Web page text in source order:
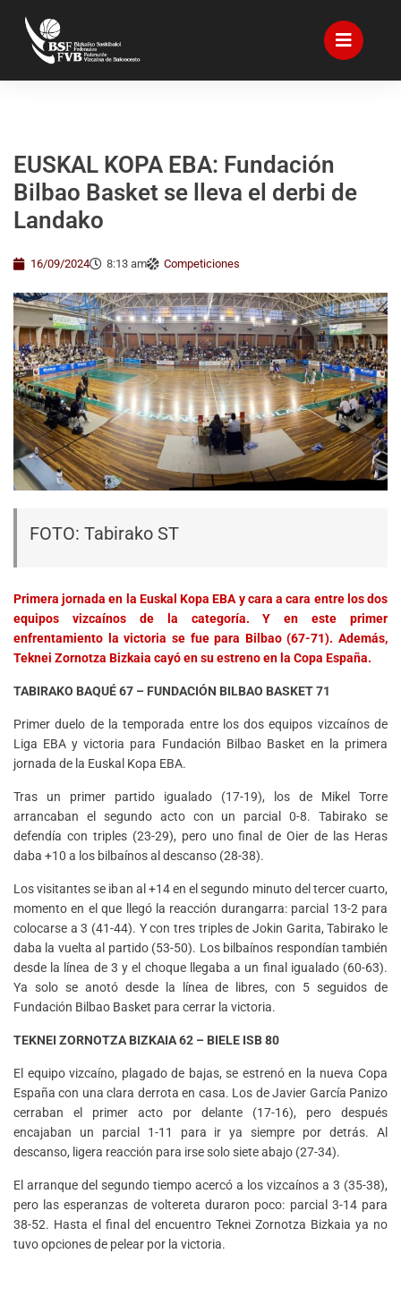
EUSKAL KOPA EBA: Fundación
Bilbao Basket se lleva el derbi de
Landako
16/09/2024 8:13 am Competiciones
FOTO: Tabirako ST
Primera jornada en la Euskal Kopa EBA y cara a cara entre los dos
equipos vizcaínos de la categoría. Y en este primer
enfrentamiento la victoria se fue para Bilbao (67-71). Además,
Teknei Zornotza Bizkaia cayó en su estreno en la Copa España.
TABIRAKO BAQUÉ 67 – FUNDACIÓN BILBAO BASKET 71
Primer duelo de la temporada entre los dos equipos vizcaínos de
Liga EBA y victoria para Fundación Bilbao Basket en la primera
jornada de la Euskal Kopa EBA.
Tras un primer partido igualado (17-19), los de Mikel Torre
arrancaban el segundo acto con un parcial 0-8. Tabirako se
defendía con triples (23-29), pero uno final de Oier de las Heras
daba +10 a los bilbaínos al descanso (28-38).
Los visitantes se iban al +14 en el segundo minuto del tercer cuarto,
momento en el que llegó la reacción durangarra: parcial 13-2 para
colocarse a 3 (41-44). Y con tres triples de Jokin Garita, Tabirako le
daba la vuelta al partido (53-50). Los bilbaínos respondían también
desde la línea de 3 y el choque llegaba a un final igualado (60-63).
Ya solo se anotó desde la línea de libres, con 5 seguidos de
Fundación Bilbao Basket para cerrar la victoria.
TEKNEI ZORNOTZA BIZKAIA 62 – BIELE ISB 80
El equipo vizcaíno, plagado de bajas, se estrenó en la nueva Copa
España con una clara derrota en casa. Los de Javier García Panizo
cerraban el primer acto por delante (17-16), pero después
encajaban un parcial 1-11 para ir ya siempre por detrás. Al
descanso, ligera reacción para irse solo siete abajo (27-34).
El arranque del segundo tiempo acercó a los vizcaínos a 3 (35-38),
pero las esperanzas de voltereta duraron poco: parcial 3-14 para
38-52. Hasta el final del encuentro Teknei Zornotza Bizkaia ya no
tuvo opciones de pelear por la victoria.